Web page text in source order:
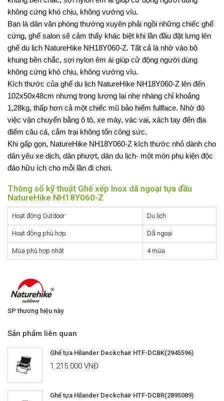
không cứng khó chịu, không vướng víu.
Bạn là dân văn phòng thường xuyên phải ngồi những chiếc ghế
cứng, ghế salon sẽ cảm thấy khác biệt khi lần đầu đặt lưng lên
ghế du lịch NatureHike NH18Y060-Z. Tất cả là nhờ vào bộ
khung bền chắc, sợi nylon êm ái giúp cử động người dùng
không cứng khó chịu, không vướng víu.
Kích thước của ghế du lịch NatureHike NH18Y060-Z lên đến
102x50x48cm nhưng trọng lượng lại nhẹ nhàng chỉ khoảng
1,28kg, thấp hơn cả một chiếc mũ bảo hiểm fullface. Nhờ đó
việc vận chuyển bằng ô tô, xe máy, vác vai, xách tay đến địa
điểm câu cá, cắm trại không tốn công sức.
Khi gấp gọn, NatureHike NH18Y060-Z kích thước nhỏ dành cho
dân yêu xe dịch, dân phượt, dân du lịch- một món phụ kiện độc
đáo hữu ích cho mỗi lần đi chơi.
Thông số kỹ thuật Ghế xếp Inox dã ngoại tựa đầu
NatureHike NH18Y060-Z
Hoạt động Outdoor Du lịch
Hoạt động phù hợp Dã ngoại
Mùa phù hợp nhất 4 mùa
SP thương hiệu này
Sản phẩm liên quan
Ghế tựa Hilander Deckchair HTF-DCBK(2945596)
1.215.000 VNĐ
Ghế tựa Hilander Deckchair HTF-DCBR(2895089)